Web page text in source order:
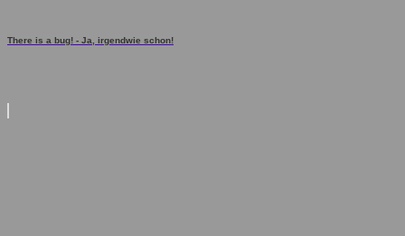
There is a bug! - Ja, irgendwie schon!